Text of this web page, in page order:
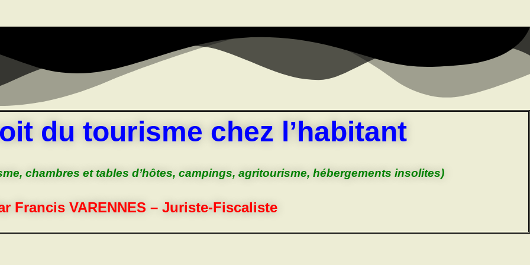
du tourisme chez l’habitant
chambres et tables d’hôtes, campings, agritourisme, hébergements insolites)
Francis VARENNES – Juriste-Fiscaliste